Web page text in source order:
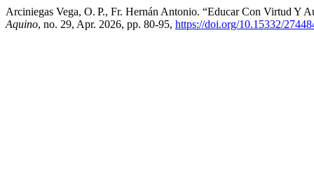
Arciniegas Vega, O. P., Fr. Hernán Antonio. “Educar Con Virtud Y
Aquino, no. 29, Apr. 2026, pp. 80-95, https://doi.org/10.15332/